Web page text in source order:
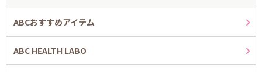
ABCおすすめアイテム
ABC HEALTH LABO